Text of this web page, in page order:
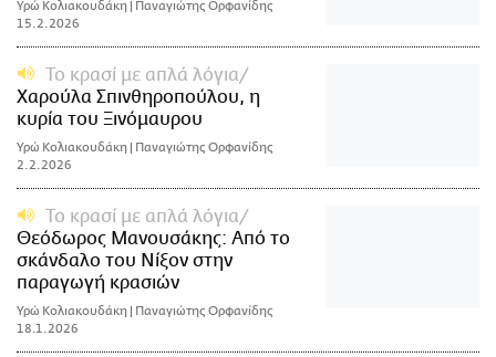
Υρώ Κολιακουδάκη | Παναγιώτης Ορφανίδης
15.2.2026
Το κρασί με απλά λόγια
Χαρούλα Σπινθηροπούλου, η
κυρία του Ξινόμαυρου
Υρώ Κολιακουδάκη | Παναγιώτης Ορφανίδης
2.2.2026
Το κρασί με απλά λόγια
Θεόδωρος Μανουσάκης: Από το
σκάνδαλο του Νίξον στην
παραγωγή κρασιών
Υρώ Κολιακουδάκη | Παναγιώτης Ορφανίδης
18.1.2026